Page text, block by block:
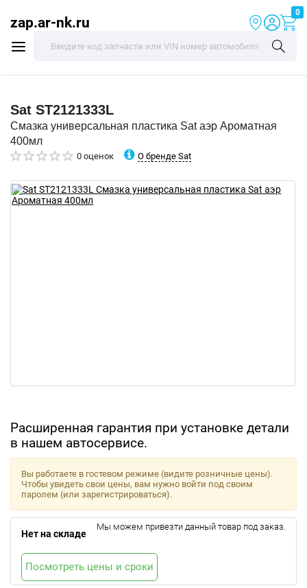
zap.ar-nk.ru
0
Sat ST2121333L
Смазка универсальная пластика Sat аэр Ароматная
400мл
0 оценок О бренде Sat
Расширенная гарантия при установке детали
в нашем автосервисе.
Вы работаете в гостевом режиме (видите розничные цены).
Чтобы увидеть свои цены, вам нужно войти под своим
паролем (или зарегистрироваться).
Нет на складе
Мы можем привезти данный товар под заказ.
Посмотреть цены и сроки